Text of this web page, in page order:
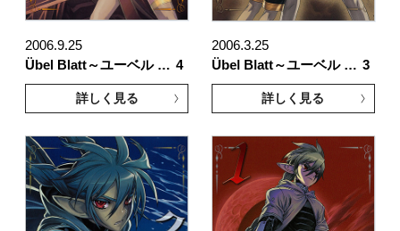
2006.9.25
Übel Blatt～ユーベル … 4
詳しく見る
2006.3.25
Übel Blatt～ユーベル … 3
詳しく見る